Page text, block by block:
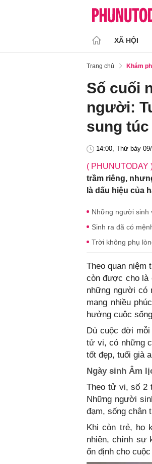
XÃ HỘI
Trang chủ Khám
Số cuối
người:
sung túc
14:00, Thứ bảy
( PHUNUTODAY
trầm riêng,
là dấu hiệu của
Những người sinh
Sinh ra đã có
Trời không phụ
Theo quan niệm
còn được cho là
những người có
mang nhiều
hưởng cuộc
Dù cuộc đời
tử vi, có những
tốt đẹp, tuổi già
Ngày sinh Âm
Theo tử vi, số 2
Những người
đạm, sống chân
Khi còn trẻ, họ
nhiên, chính sự
ổn định cho